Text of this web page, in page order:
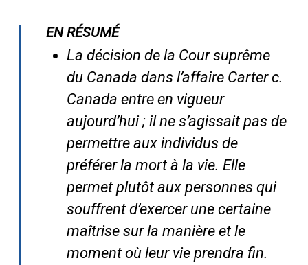
EN RÉSUMÉ
La décision de la Cour suprême
du Canada dans l’affaire Carter c.
Canada entre en vigueur
aujourd’hui ; il ne s’agissait pas de
permettre aux individus de
préférer la mort à la vie. Elle
permet plutôt aux personnes qui
souffrent d’exercer une certaine
maîtrise sur la manière et le
moment où leur vie prendra fin.